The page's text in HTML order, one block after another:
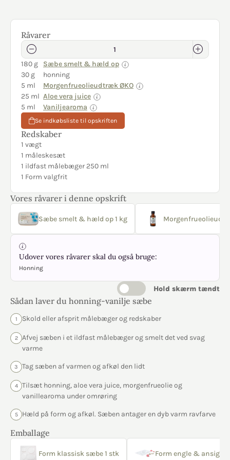
Råvarer
180 g
Sæbe smelt & hæld op
30 g
honning
5 ml
Morgenfrueolieudtræk ØKO
25 ml Aloe vera juice
5 ml
Vaniljearoma
Se indkøbsliste til opskriften
Redskaber
1 vægt
1 måleskesæt
1 ildfast målebæger 250 ml
1 Form valgfrit
Vores råvarer i denne opskrift
Sæbe smelt & hæld op 1 kg
Udover vores råvarer skal du også bruge:
Honning
Hold skærm tændt
Sådan laver du honning-vanilje sæbe
1 Skold eller afsprit målebæger og redskaber
2
Afvej sæben i et ildfast målebæger og smelt det ved svag
varme
3 Tag sæben af varmen og afkøl den lidt
4
Tilsæt honning, aloe vera juice, morgenfrueolie og
vanillearoma under omrøring
5 Hæld på form og afkøl. Sæben antager en dyb varm ravfarve
Emballage
Form klassisk sæbe 1 stk Form engle & ansigter